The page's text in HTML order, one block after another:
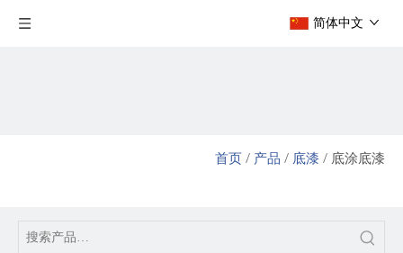
简体中文
首页 / 产品 / 底漆 / 底涂底漆